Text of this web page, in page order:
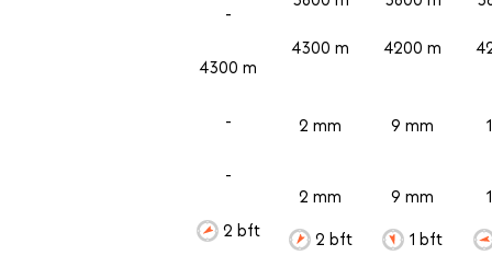
-
4300 m
-
-
2 bft
4300 m
2 mm
2 mm
2 bft
4200 m
9 mm
9 mm
1 bft